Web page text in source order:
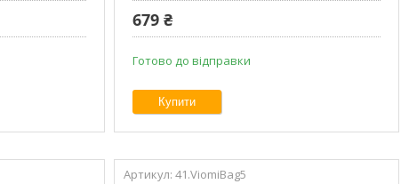
679 ₴
Готово до відправки
Купити
41.ViomiBag5